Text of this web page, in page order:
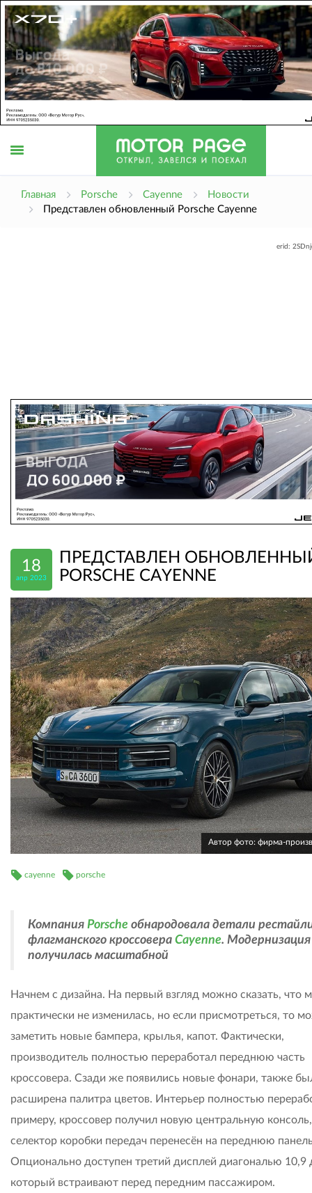
Главная Porsche Cayenne
Новости
Представлен обновленный Porsche Cayenne
erid:
18
апр 2023
ПРЕДСТАВЛЕН
PORSCHE CAYENNE
Автор фото: фирма-
cayenne porsche
Компания Porsche обнародовала детали
флагманского кроссовера Cayenne. Модернизация
получилась масштабной
Начнем с дизайна. На первый взгляд можно сказать, что
практически не изменилась, но если присмотреться, то
заметить новые бампера, крылья, капот. Фактически,
производитель полностью переработал переднюю часть
кроссовера. Сзади же появились новые фонари, также
расширена палитра цветов. Интерьер полностью
примеру, кроссовер получил новую центральную консоль,
селектор коробки передач перенесён на переднюю
Опционально доступен третий дисплей диагональю
который встраивают перед передним пассажиром.